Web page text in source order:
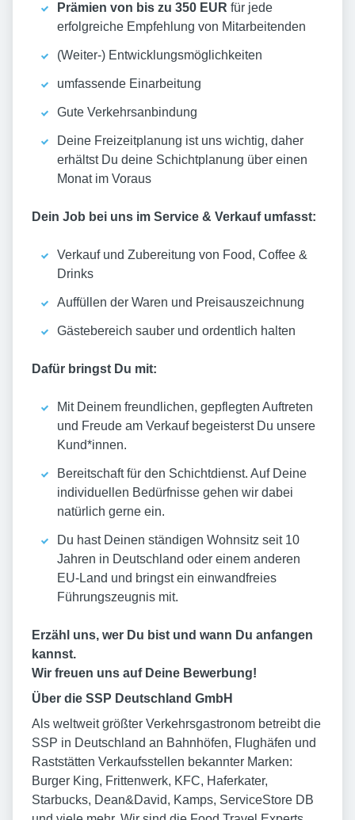
Prämien von bis zu 350 EUR für jede
erfolgreiche Empfehlung von Mitarbeitenden
(Weiter-) Entwicklungsmöglichkeiten
umfassende Einarbeitung
Gute Verkehrsanbindung
Deine Freizeitplanung ist uns wichtig, daher
erhältst Du deine Schichtplanung über einen
Monat im Voraus
Dein Job bei uns im Service & Verkauf umfasst:
Verkauf und Zubereitung von Food, Coffee &
Drinks
Auffüllen der Waren und Preisauszeichnung
Gästebereich sauber und ordentlich halten
Dafür bringst Du mit:
Mit Deinem freundlichen, gepflegten Auftreten
und Freude am Verkauf begeisterst Du unsere
Kund*innen.
Bereitschaft für den Schichtdienst. Auf Deine
individuellen Bedürfnisse gehen wir dabei
natürlich gerne ein.
Du hast Deinen ständigen Wohnsitz seit 10
Jahren in Deutschland oder einem anderen
EU-Land und bringst ein einwandfreies
Führungszeugnis mit.
Erzähl uns, wer Du bist und wann Du anfangen
kannst.
Wir freuen uns auf Deine Bewerbung!
Über die SSP Deutschland GmbH
Als weltweit größter Verkehrsgastronom betreibt die
SSP in Deutschland an Bahnhöfen, Flughäfen und
Raststätten Verkaufsstellen bekannter Marken:
Burger King, Frittenwerk, KFC, Haferkater,
Starbucks, Dean&David, Kamps, ServiceStore DB